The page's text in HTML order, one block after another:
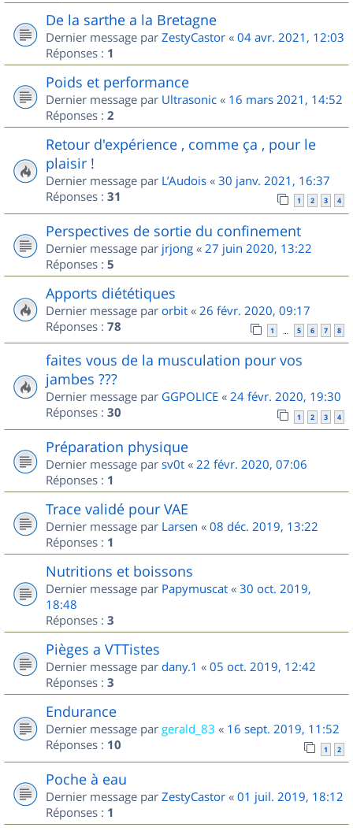
De la sarthe a la Bretagne
Dernier message par ZestyCastor « 04 avr. 2021, 12:03
Réponses : 1
Poids et performance
Dernier message par Ultrasonic « 16 mars 2021, 14:52
Réponses : 2
Retour d'expérience , comme ça , pour le
plaisir !
Dernier message par L’Audois « 30 janv. 2021, 16:37
Réponses : 31 1 2 3 4
Perspectives de sortie du confinement
Dernier message par jrjong « 27 juin 2020, 13:22
Réponses : 5
Apports diététiques
Dernier message par orbit « 26 févr. 2020, 09:17
Réponses : 78 1 … 5 6 7 8
faites vous de la musculation pour vos
jambes ???
Dernier message par GGPOLICE « 24 févr. 2020, 19:30
Réponses : 30 1 2 3 4
Préparation physique
Dernier message par sv0t « 22 févr. 2020, 07:06
Réponses : 1
Trace validé pour VAE
Dernier message par Larsen « 08 déc. 2019, 13:22
Réponses : 1
Nutritions et boissons
Dernier message par Papymuscat « 30 oct. 2019,
18:48
Réponses : 3
Pièges a VTTistes
Dernier message par dany.1 « 05 oct. 2019, 12:42
Réponses : 3
Endurance
Dernier message par gerald_83 « 16 sept. 2019, 11:52
Réponses : 10 1 2
Poche à eau
Dernier message par ZestyCastor « 01 juil. 2019, 18:12
Réponses : 1